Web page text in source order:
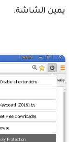
يمين الشاشة.